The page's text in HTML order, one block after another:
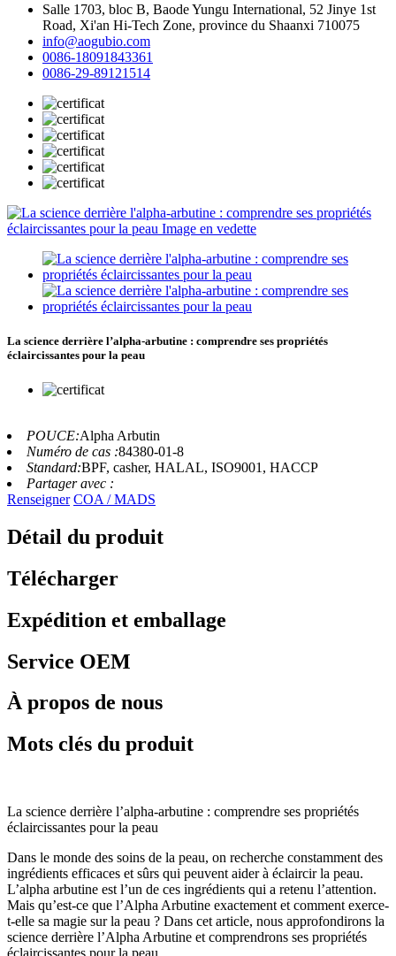
Salle 1703, bloc B, Baode Yungu International, 52 Jinye 1st
Road, Xi'an Hi-Tech Zone, province du Shaanxi 710075
info@aogubio.com
0086-18091843361
0086-29-89121514
La science derrière l’alpha-arbutine : comprendre ses propriétés
éclaircissantes pour la peau
POUCE:Alpha Arbutin
Numéro de cas :84380-01-8
Standard:BPF, casher, HALAL, ISO9001, HACCP
Partager avec :
Renseigner COA / MADS
Détail du produit
Télécharger
Expédition et emballage
Service OEM
À propos de nous
Mots clés du produit
La science derrière l’alpha-arbutine : comprendre ses propriétés
éclaircissantes pour la peau
Dans le monde des soins de la peau, on recherche constamment des
ingrédients efficaces et sûrs qui peuvent aider à éclaircir la peau.
L’alpha arbutine est l’un de ces ingrédients qui a retenu l’attention.
Mais qu’est-ce que l’Alpha Arbutine exactement et comment exerce-
t-elle sa magie sur la peau ? Dans cet article, nous approfondirons la
science derrière l’Alpha Arbutine et comprendrons ses propriétés